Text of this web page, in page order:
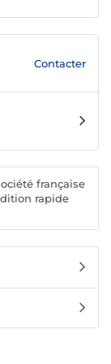
Contacter
française
rapide